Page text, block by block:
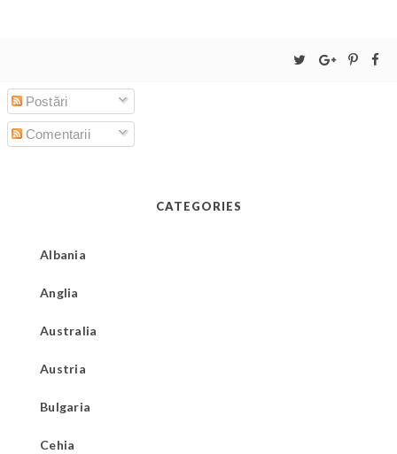
Postări
Comentarii
CATEGORIES
Albania
Anglia
Australia
Austria
Bulgaria
Cehia